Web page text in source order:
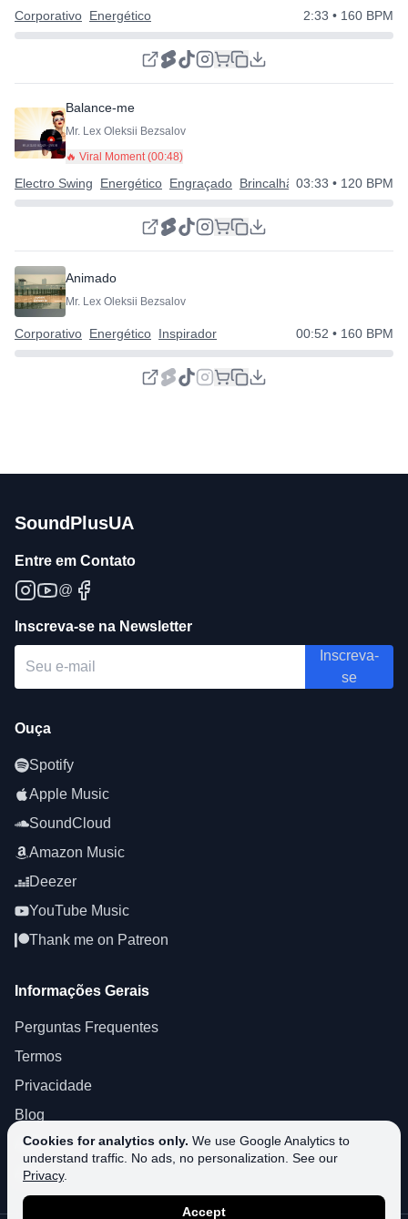
Cookies for analytics only. We use Google Analytics to
understand traffic. No ads, no personalization. See our
Privacy.
Accept
Corporativo Energético 2:33 • 160 BPM
Balance-me
Mr. Lex Oleksii Bezsalov
🔥 Viral Moment (00:48)
Electro Swing Energético Engraçado Brincalhão | Excêntrico |
03:33 • 120 BPM
Animado
Mr. Lex Oleksii Bezsalov
Corporativo Energético Inspirador 00:52 • 160 BPM
SoundPlusUA
Entre em Contato
@
Inscreva-se na Newsletter
Inscreva-
se
Ouça
Spotify
Apple Music
SoundCloud
Amazon Music
Deezer
YouTube Music
Thank me on Patreon
Informações Gerais
Perguntas Frequentes
Termos
Privacidade
Blog
About SoundPlusUA
Apoio